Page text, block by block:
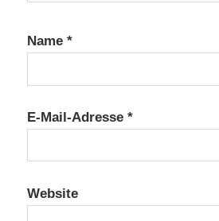
Name *
E-Mail-Adresse *
Website